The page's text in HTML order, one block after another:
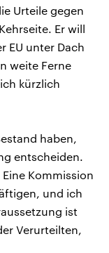
Urteile gegen
Er will
EU unter Dach
weite Ferne
kürzlich
haben,
entscheiden.
Kommission
und ich
ist
Verurteilten,